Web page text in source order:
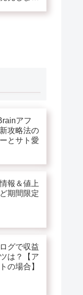
アフ
攻略法の
とサト愛
報＆値上
期間限定
グで収益
は？【ア
の場合】